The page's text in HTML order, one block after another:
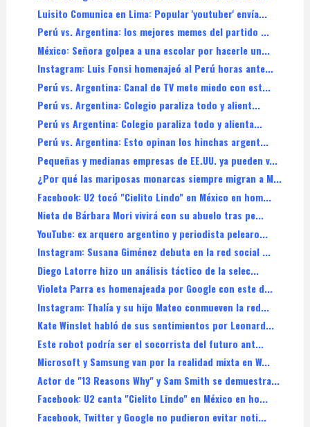
Luisito Comunica en Lima: Popular 'youtuber' envía...
Perú vs. Argentina: los mejores memes del partido ...
México: Señora golpea a una escolar por hacerle un...
Instagram: Luis Fonsi homenajeó al Perú horas ante...
Perú vs. Argentina: Canal de TV mete miedo con est...
Perú vs. Argentina: Colegio paraliza todo y alient...
Perú vs Argentina: Colegio paraliza todo y alienta...
Perú vs. Argentina: Esto opinan los hinchas argent...
Pequeñas y medianas empresas de EE.UU. ya pueden v...
¿Por qué las mariposas monarcas siempre migran a M...
Facebook: U2 tocó "Cielito Lindo" en México en hom...
Nieta de Bárbara Mori vivirá con su abuelo tras pe...
YouTube: ex arquero argentino y periodista pelearo...
Instagram: Susana Giménez debuta en la red social ...
Diego Latorre hizo un análisis táctico de la selec...
Violeta Parra es homenajeada por Google con este d...
Instagram: Thalía y su hijo Mateo conmueven la red...
Kate Winslet habló de sus sentimientos por Leonard...
Este robot podría ser el socorrista del futuro ant...
Microsoft y Samsung van por la realidad mixta en W...
Actor de "13 Reasons Why" y Sam Smith se demuestra...
Facebook: U2 canta "Cielito Lindo" en México en ho...
Facebook, Twitter y Google no pudieron evitar noti...